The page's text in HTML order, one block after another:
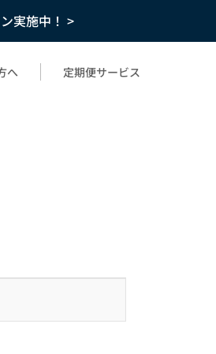
実施中！ >
へ 定期便サービス